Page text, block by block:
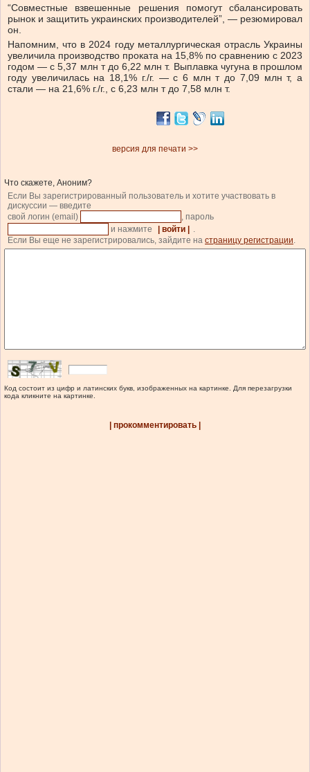
“Совместные взвешенные решения помогут сбалансировать
рынок и защитить украинских производителей”, — резюмировал
он.
Напомним, что в 2024 году металлургическая отрасль Украины
увеличила производство проката на 15,8% по сравнению с 2023
годом — с 5,37 млн т до 6,22 млн т. Выплавка чугуна в прошлом
году увеличилась на 18,1% г./г. — с 6 млн т до 7,09 млн т, а
стали — на 21,6% г./г., с 6,23 млн т до 7,58 млн т.
версия для печати >>
Что скажете, Аноним?
Если Вы зарегистрированный пользователь и хотите участвовать в
дискуссии — введите
свой логин (email)
, пароль
и нажмите
| войти |
.
Если Вы еще не зарегистрировались, зайдите на страницу регистрации.
Код состоит из цифр и латинских букв, изображенных на картинке. Для перезагрузки
кода кликните на картинке.
| прокомментировать |